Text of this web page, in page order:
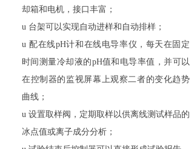
却箱和电机，接口丰富；
u 台架可以实现自动进样和自动排样；
u 配在线pH计和在线电导率仪，每天在固定
时间测量冷却液的pH值和电导率值，并可以
在控制器的监视屏幕上观察二者的变化趋势
曲线；
u 设置取样阀，定期取样以供离线测试样品的
冰点值或离子成分分析；